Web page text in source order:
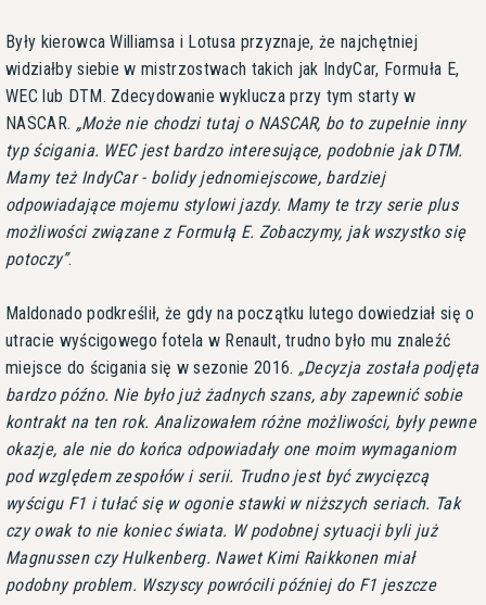
Były kierowca Williamsa i Lotusa przyznaje, że najchętniej
widziałby siebie w mistrzostwach takich jak IndyCar, Formuła E,
WEC lub DTM. Zdecydowanie wyklucza przy tym starty w
NASCAR. Może nie chodzi tutaj o NASCAR, bo to zupełnie inny
typ ścigania. WEC jest bardzo interesujące, podobnie jak DTM.
Mamy też IndyCar - bolidy jednomiejscowe, bardziej
odpowiadające mojemu stylowi jazdy. Mamy te trzy serie plus
możliwości związane z Formułą E. Zobaczymy, jak wszystko się
potoczy .
Maldonado podkreślił, że gdy na początku lutego dowiedział się o
utracie wyścigowego fotela w Renault, trudno było mu znaleźć
miejsce do ścigania się w sezonie 2016.
Decyzja została podjęta
bardzo późno. Nie było już żadnych szans, aby zapewnić sobie
kontrakt na ten rok. Analizowałem różne możliwości, były pewne
okazje, ale nie do końca odpowiadały one moim wymaganiom
pod względem zespołów i serii. Trudno jest być zwycięzcą
wyścigu F1 i tułać się w ogonie stawki w niższych seriach. Tak
czy owak to nie koniec świata. W podobnej sytuacji byli już
Magnussen czy Hulkenberg. Nawet Kimi Raikkonen miał
podobny problem. Wszyscy powrócili później do F1 jeszcze